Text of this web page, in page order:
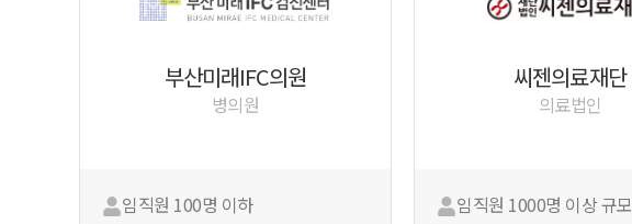
부산미래IFC의원
병의원
임직원 100명 이하
씨젠의료재단
의료법인
임직원 1000명 이상 규모